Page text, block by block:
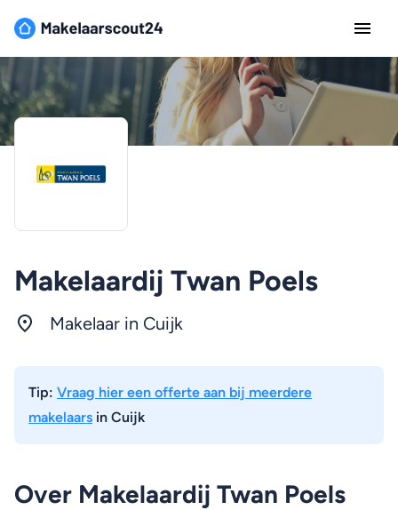
Makelaardij Twan Poels
Makelaar in Cuijk
Tip: Vraag hier een offerte aan bij meerdere
makelaars in Cuijk
Over Makelaardij Twan Poels